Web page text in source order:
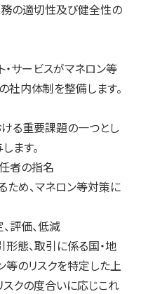
の適切性及び健全性の
サービスがマネロン等
社内体制を整備します。
る重要課題の一つとし
ます。
者の指名
ため、マネロン等対策に
評価、低減
形態、取引に係る国・地
等のリスクを特定した上
スクの度合いに応じこれ